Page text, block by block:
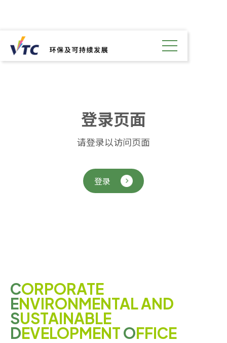
登录页面
请登录以访问页面
登录
CORPORATE
ENVIRONMENTAL AND
SUSTAINABLE
DEVELOPMENTOFFICE